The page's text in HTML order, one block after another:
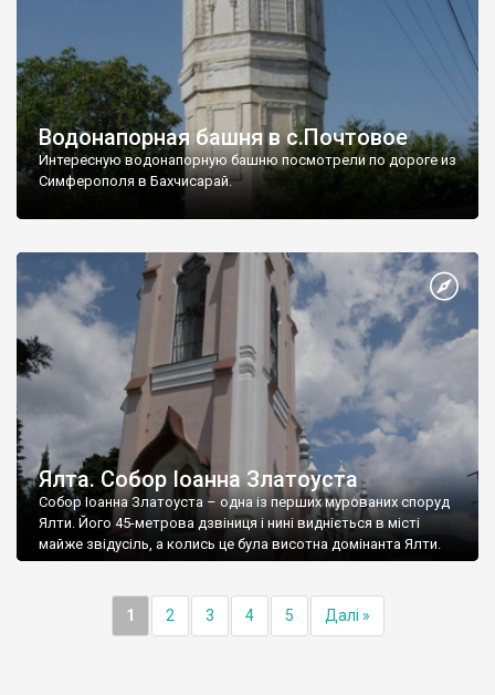
Водонапорная башня в с.Почтовое
Интересную водонапорную башню посмотрели по дороге из
Симферополя в Бахчисарай.
Ялта. Собор Іоанна Златоуста
Собор Іоанна Златоуста – одна із перших мурованих споруд
Ялти. Його 45-метрова дзвіниця і нині видніється в місті
майже звідусіль, а колись це була висотна домінанта Ялти.
1 2 3 4 5 Далі »